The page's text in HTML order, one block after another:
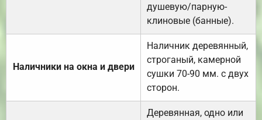
душевую/парную-
клиновые (банные).
Наличники на окна и двери
Наличник деревянный,
строганый, камерной
сушки 70-90 мм. с двух
сторон.
Деревянная, одно или